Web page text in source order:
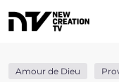
Amour de Dieu